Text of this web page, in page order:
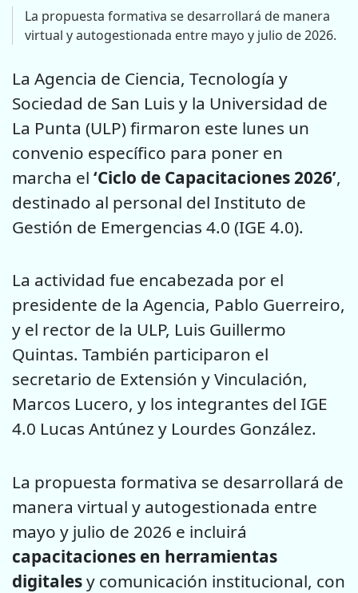
La propuesta formativa se desarrollará de manera
virtual y autogestionada entre mayo y julio de 2026.
La Agencia de Ciencia, Tecnología y
Sociedad de San Luis y la Universidad de
La Punta (ULP) firmaron este lunes un
convenio específico para poner en
marcha el ‘Ciclo de Capacitaciones 2026’,
destinado al personal del Instituto de
Gestión de Emergencias 4.0 (IGE 4.0).
La actividad fue encabezada por el
presidente de la Agencia, Pablo Guerreiro,
y el rector de la ULP, Luis Guillermo
Quintas. También participaron el
secretario de Extensión y Vinculación,
Marcos Lucero, y los integrantes del IGE
4.0 Lucas Antúnez y Lourdes González.
La propuesta formativa se desarrollará de
manera virtual y autogestionada entre
mayo y julio de 2026 e incluirá
capacitaciones en herramientas
digitalesy comunicación institucional, con